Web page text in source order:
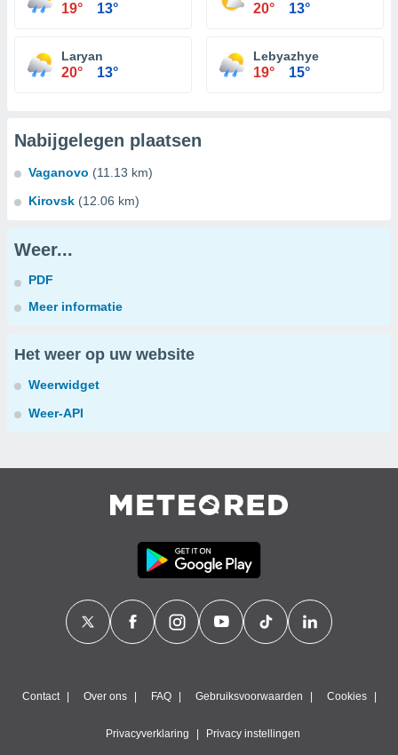
19° 13° 20° 13°
Laryan
20° 13°
Lebyazhye
19° 15°
Nabijgelegen plaatsen
Vaganovo (11.13 km)
Kirovsk (12.06 km)
Weer...
PDF
Meer informatie
Het weer op uw website
Weerwidget
Weer-API
Contact Over ons FAQ Gebruiksvoorwaarden Cookies
Privacyverklaring Privacy instellingen